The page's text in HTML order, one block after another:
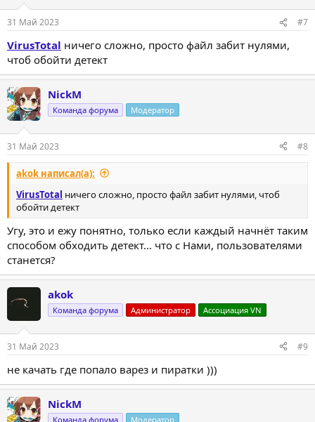
31 Май 2023 #7
VirusTotal ничего сложно, просто файл забит нулями,
чтоб обойти детект
NickM
Команда форума Модератор
31 Май 2023 #8
akok написал(а):
VirusTotal ничего сложно, просто файл забит нулями, чтоб
обойти детект
Угу, это и ежу понятно, только если каждый начнёт таким
способом обходить детект... что с Нами, пользователями
станется?
akok
Команда форума Администратор Ассоциация VN
31 Май 2023 #9
не качать где попало варез и пиратки )))
NickM
Команда форума Модератор